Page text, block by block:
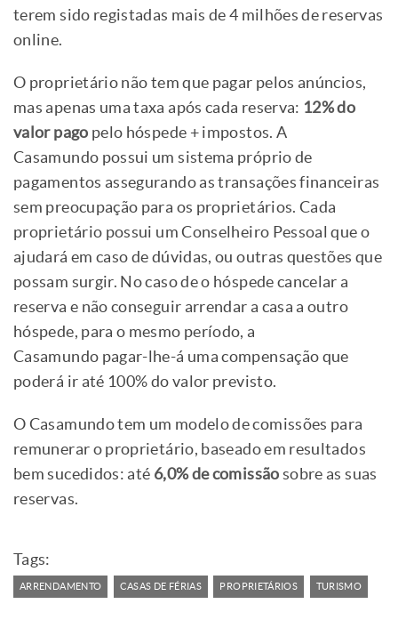
terem sido registadas mais de 4 milhões de reservas
online.
O proprietário não tem que pagar pelos anúncios,
mas apenas uma taxa após cada reserva: 12% do
valor pago pelo hóspede + impostos. A
Casamundo possui um sistema próprio de
pagamentos assegurando as transações financeiras
sem preocupação para os proprietários. Cada
proprietário possui um Conselheiro Pessoal que o
ajudará em caso de dúvidas, ou outras questões que
possam surgir. No caso de o hóspede cancelar a
reserva e não conseguir arrendar a casa a outro
hóspede, para o mesmo período, a
Casamundo pagar-lhe-á uma compensação que
poderá ir até 100% do valor previsto.
O Casamundo tem um modelo de comissões para
remunerar o proprietário, baseado em resultados
bem sucedidos: até 6,0% de comissão sobre as suas
reservas.
Tags:
ARRENDAMENTO CASAS DE FÉRIAS PROPRIETÁRIOS TURISMO